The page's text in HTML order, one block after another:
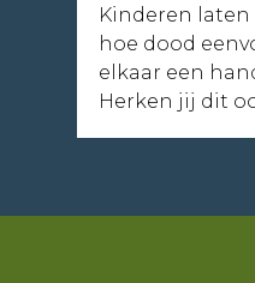
Kinderen laten
hoe dood
elkaar een
Herken jij dit